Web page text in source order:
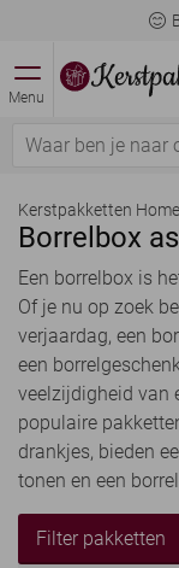
Menu
Kerstpakketten
Borrelbox
Een borrelbox is
Of je nu op zoek
verjaardag, een
een
veelzijdigheid van
populaire
drankjes, bieden
tonen en een
Filter pakketten